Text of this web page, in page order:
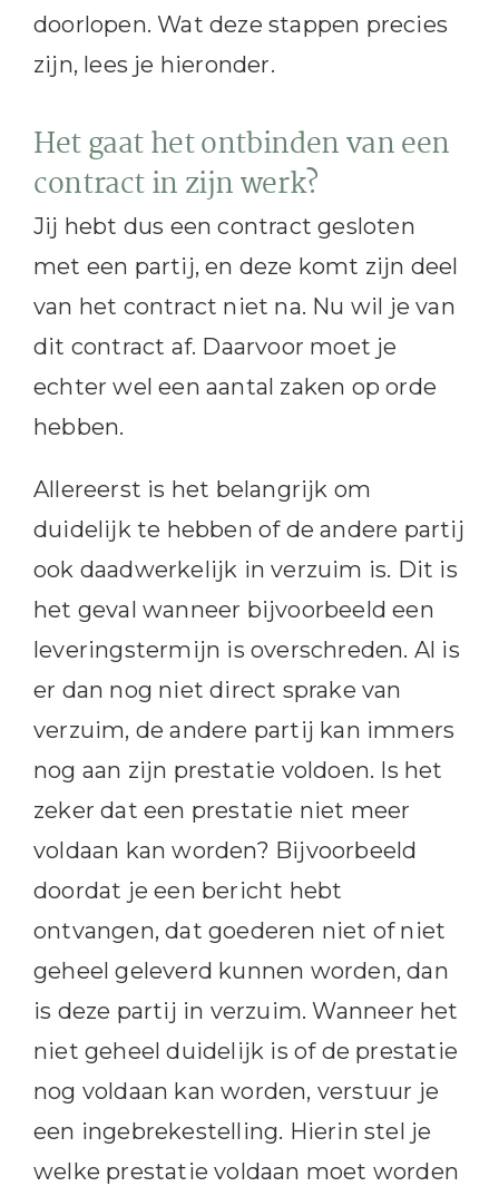
doorlopen. Wat deze stappen precies
zijn, lees je hieronder.
Het gaat het ontbinden van een
contract in zijn werk?
Jij hebt dus een contract gesloten
met een partij, en deze komt zijn deel
van het contract niet na. Nu wil je van
dit contract af. Daarvoor moet je
echter wel een aantal zaken op orde
hebben.
Allereerst is het belangrijk om
duidelijk te hebben of de andere partij
ook daadwerkelijk in verzuim is. Dit is
het geval wanneer bijvoorbeeld een
leveringstermijn is overschreden. Al is
er dan nog niet direct sprake van
verzuim, de andere partij kan immers
nog aan zijn prestatie voldoen. Is het
zeker dat een prestatie niet meer
voldaan kan worden? Bijvoorbeeld
doordat je een bericht hebt
ontvangen, dat goederen niet of niet
geheel geleverd kunnen worden, dan
is deze partij in verzuim. Wanneer het
niet geheel duidelijk is of de prestatie
nog voldaan kan worden, verstuur je
een ingebrekestelling. Hierin stel je
welke prestatie voldaan moet worden